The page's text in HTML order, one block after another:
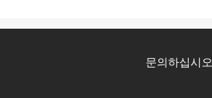
문의하십시오